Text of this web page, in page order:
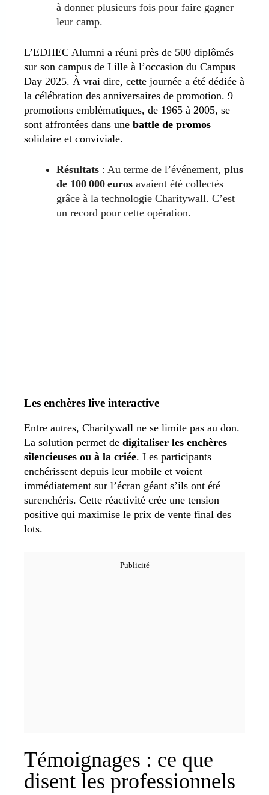
à donner plusieurs fois pour faire gagner
leur camp.
L’EDHEC Alumni a réuni près de 500 diplômés
sur son campus de Lille à l’occasion du Campus
Day 2025. À vrai dire, cette journée a été dédiée à
la célébration des anniversaires de promotion. 9
promotions emblématiques, de 1965 à 2005, se
sont affrontées dans une battle de promos
solidaire et conviviale.
Résultats : Au terme de l’événement, plus
de 100 000 euros avaient été collectés
grâce à la technologie Charitywall. C’est
un record pour cette opération.
Les enchères live interactive
Entre autres, Charitywall ne se limite pas au don.
La solution permet de digitaliser les enchères
silencieuses ou à la criée. Les participants
enchérissent depuis leur mobile et voient
immédiatement sur l’écran géant s’ils ont été
surenchéris. Cette réactivité crée une tension
positive qui maximise le prix de vente final des
lots.
Témoignages : ce que
disent les professionnels